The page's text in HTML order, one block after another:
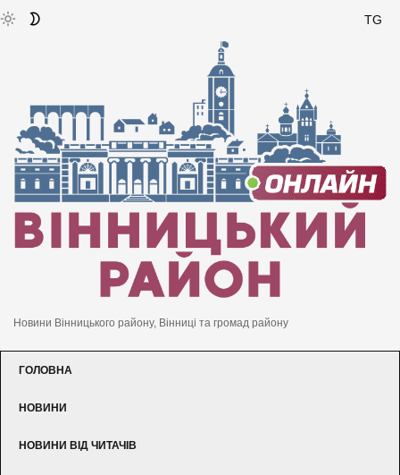
TG
Новини Вінницького району, Вінниці та громад району
ГОЛОВНА
НОВИНИ
НОВИНИ ВІД ЧИТАЧІВ